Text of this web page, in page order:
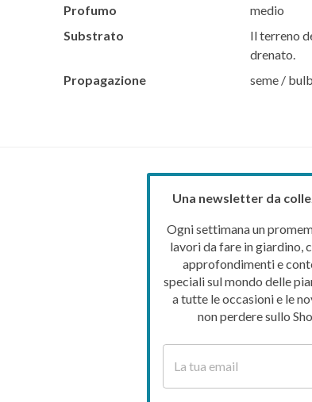
Profumo
medio
Substrato
Il terreno
drenato.
Propagazione
seme /
Una newsletter da
Ogni settimana un
lavori da fare in giardino,
approfondimenti e
speciali sul mondo delle
a tutte le occasioni e le
non perdere sullo